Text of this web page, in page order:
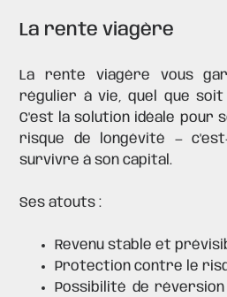
La rente viagère
La rente viagère vous
régulier à vie, quel que
C'est la solution idéale pour
risque de longévité —
survivre à son capital.
Ses atouts :
Revenu stable et
Protection contre le
Possibilité de